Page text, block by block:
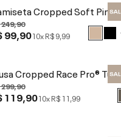
Cropped Soft Pima
249,90
99,9010xR$ 9,99
Cropped Race Pro® Tule
299,90
119,9010xR$ 11,99